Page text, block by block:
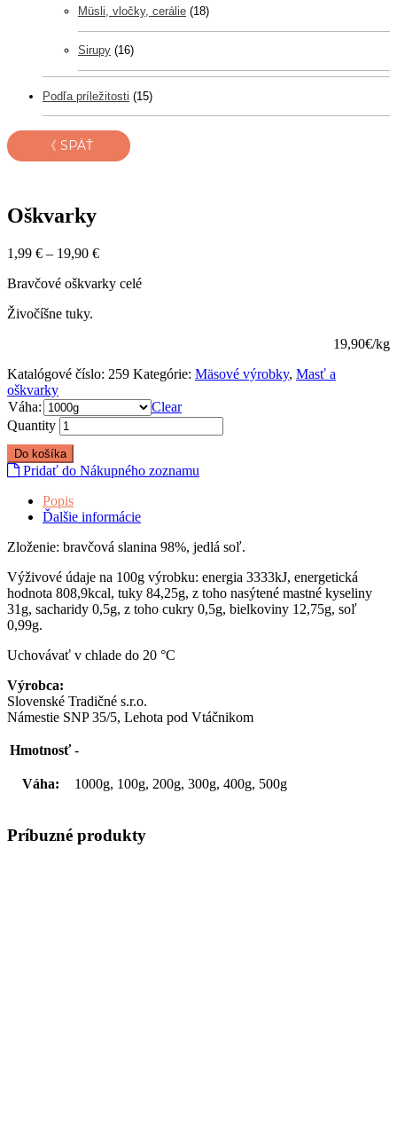
Müsli, vločky, cerálie (18)
Sirupy (16)
Podľa príležitosti (15)
《 SPÄŤ
Oškvarky
1,99 € – 19,90 €
Bravčové oškvarky celé
Živočíšne tuky.
19,90€/kg
Katalógové číslo: 259 Kategórie: Mäsové výrobky, Masť a
oškvarky
Váha:
Clear
Quantity
Do košíka
Pridať do Nákupného zoznamu
Popis
Ďalšie informácie
Zloženie: bravčová slanina 98%, jedlá soľ.
Výživové údaje na 100g výrobku: energia 3333kJ, energetická
hodnota 808,9kcal, tuky 84,25g, z toho nasýtené mastné kyseliny
31g, sacharidy 0,5g, z toho cukry 0,5g, bielkoviny 12,75g, soľ
0,99g.
Uchovávať v chlade do 20 °C
Výrobca:
Slovenské Tradičné s.r.o.
Námestie SNP 35/5, Lehota pod Vtáčnikom
Hmotnosť -
Váha: 1000g, 100g, 200g, 300g, 400g, 500g
Príbuzné produkty